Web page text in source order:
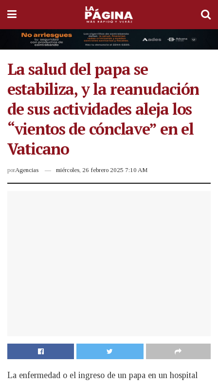
La salud del papa se
estabiliza, y la reanudación
de sus actividades aleja los
“vientos de cónclave” en el
Vaticano
porAgencias miércoles, 26 febrero 2025 7:10 AM
La enfermedad o el ingreso de un papa en un hospital